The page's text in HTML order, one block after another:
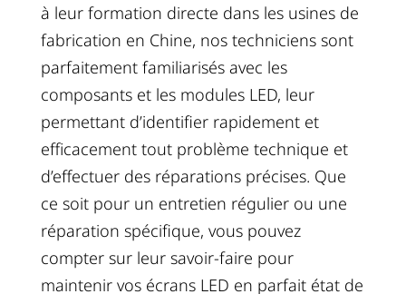
à leur formation directe dans les usines de
fabrication en Chine, nos techniciens sont
parfaitement familiarisés avec les
composants et les modules LED, leur
permettant d’identifier rapidement et
efficacement tout problème technique et
d’effectuer des réparations précises. Que
ce soit pour un entretien régulier ou une
réparation spécifique, vous pouvez
compter sur leur savoir-faire pour
maintenir vos écrans LED en parfait état de